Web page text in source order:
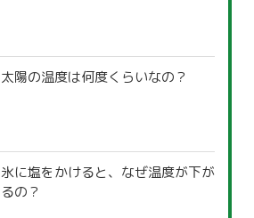
太陽の温度は何度くらいなの？
氷に塩をかけると、なぜ温度が下が
るの？